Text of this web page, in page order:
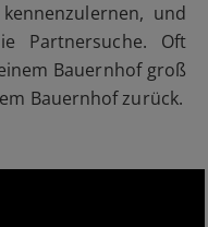
und
Partnersuche. Oft
Bauernhof groß
Bauernhof zurück.